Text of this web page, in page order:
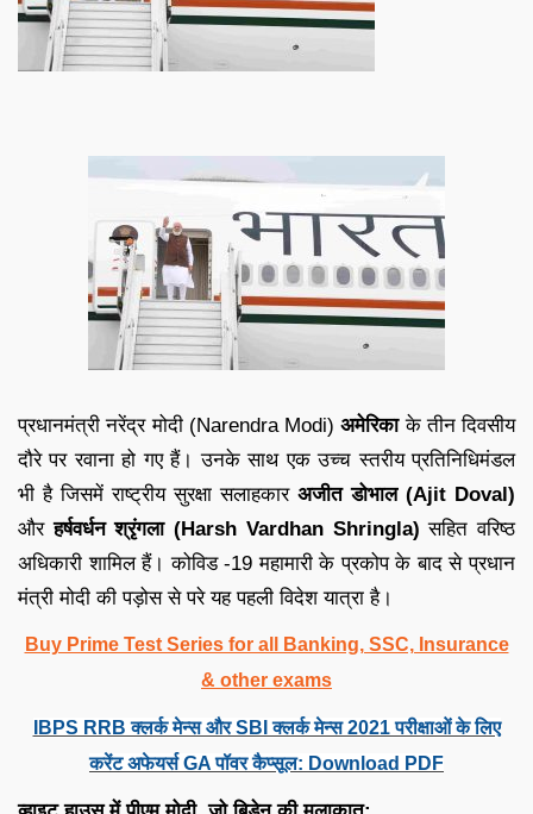
प्रधानमंत्री नरेंद्र मोदी (Narendra Modi)अमेरिकाके तीन दिवसीय
दौरे पर रवाना हो गए हैं। उनके साथ एक उच्च स्तरीय प्रतिनिधिमंडल
भी है जिसमें राष्ट्रीय सुरक्षा सलाहकार अजीत डोभाल (Ajit Doval)
औरहर्षवर्धन श्रृंगला (Harsh Vardhan Shringla)सहित वरिष्ठ
अधिकारी शामिल हैं। कोविड -19 महामारी के प्रकोप के बाद से प्रधान
मंत्री मोदी की पड़ोस से परे यह पहली विदेश यात्रा है।
Buy Prime Test Series for all Banking, SSC, Insurance
& other exams
IBPS RRB क्लर्क मेन्स और SBI क्लर्क मेन्स 2021 परीक्षाओं के लिए
करेंट अफेयर्स GA पॉवर कैप्सूल: Download PDF